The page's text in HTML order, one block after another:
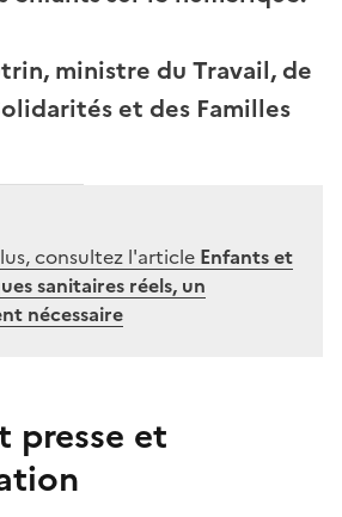
ministre du Travail, de
et des Familles
consultez l'article Enfants et
sanitaires réels, un
nécessaire
presse et